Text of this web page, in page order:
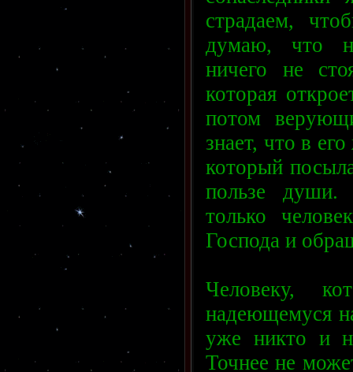
страдаем,
думаю, что
ничего не
которая
потом
знает, что в
который
пользе души.
только
Господа и
Человеку,
надеющемуся
уже никто и
Точнее не